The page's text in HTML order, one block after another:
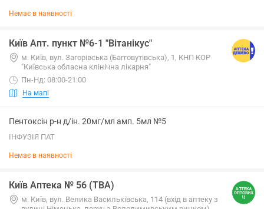
Немає в наявності
Київ Апт. пункт №6-1 "Вітанікус"
м. Київ, вул. Загорівська (Багговутівська), 1, КНП КОР
"Київська обласна клінічна лікарня"
Пн-Нд: 08:00-21:00
На мапі
Пентоксін р-н д/ін. 20мг/мл амп. 5мл №5
ІНФУЗІЯ ПАТ
Немає в наявності
Київ Аптека № 56 (ТВА)
м. Київ, вул. Велика Васильківська, 114 (вхід в аптеку з